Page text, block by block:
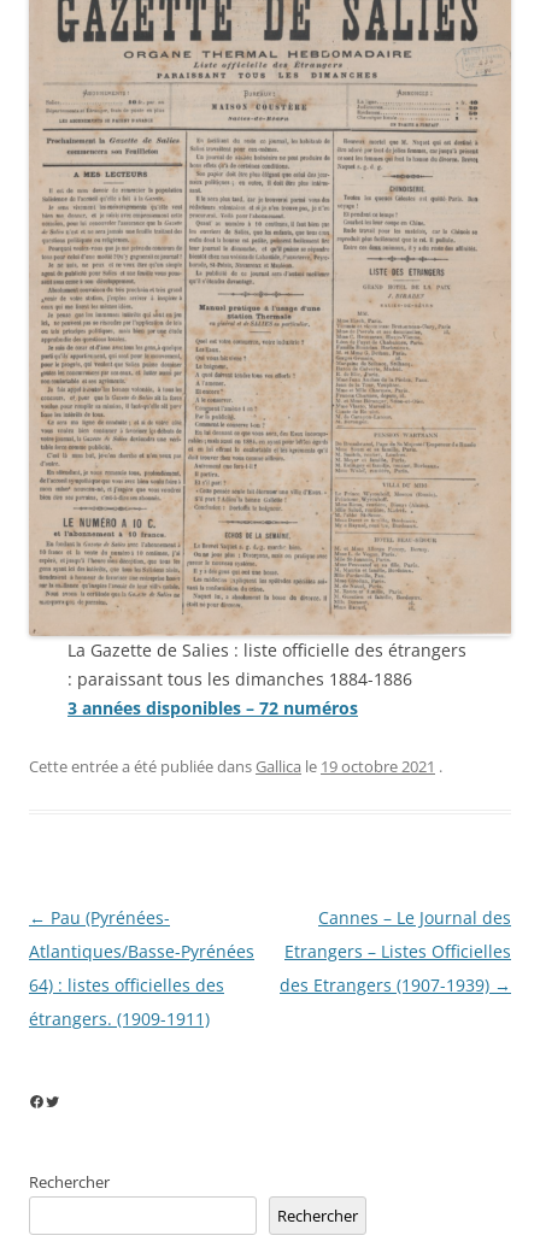
La Gazette de Salies : liste officielle des étrangers
: paraissant tous les dimanches 1884-1886
3 années disponibles – 72 numéros
Cette entrée a été publiée dansGallica le 19 octobre 2021 .
Navigation
des
articles
← Pau (Pyrénées-
Atlantiques/Basse-Pyrénées
64) : listes officielles des
étrangers. (1909-1911)
Cannes – Le Journal des
Etrangers – Listes Officielles
des Etrangers (1907-1939) →
Facebook
Twitter
Rechercher
Rechercher